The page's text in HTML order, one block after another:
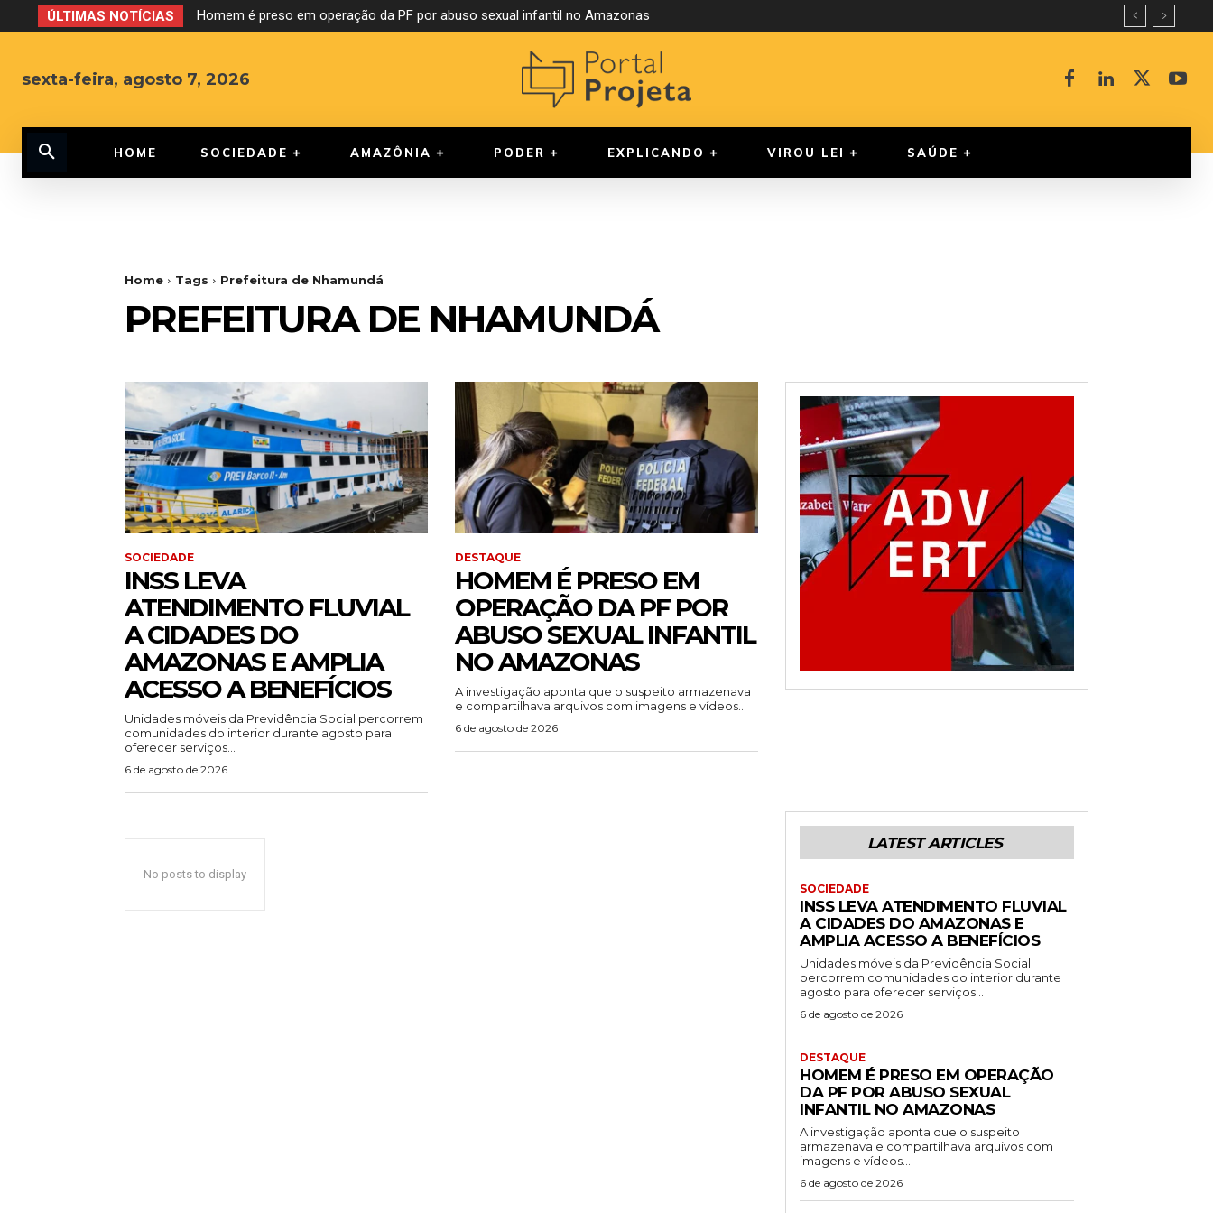
ÚLTIMAS NOTÍCIAS Homem é preso em operação da PF por abuso sexual infantil no Amazonas
sexta-feira, agosto 7, 2026
HOME SOCIEDADE AMAZÔNIA PODER EXPLICANDO VIROU LEI SAÚDE
Home Tags Prefeitura de Nhamundá
PREFEITURA DE NHAMUNDÁ
SOCIEDADE
INSS LEVA
ATENDIMENTO FLUVIAL
A CIDADES DO
AMAZONAS E AMPLIA
ACESSO A BENEFÍCIOS
Unidades móveis da Previdência Social percorrem
comunidades do interior durante agosto para
oferecer serviços...
6 de agosto de 2026
DESTAQUE
HOMEM É PRESO EM
OPERAÇÃO DA PF POR
ABUSO SEXUAL INFANTIL
NO AMAZONAS
A investigação aponta que o suspeito armazenava
e compartilhava arquivos com imagens e vídeos...
6 de agosto de 2026
No posts to display
LATEST ARTICLES
SOCIEDADE
INSS LEVA ATENDIMENTO FLUVIAL
A CIDADES DO AMAZONAS E
AMPLIA ACESSO A BENEFÍCIOS
Unidades móveis da Previdência Social
percorrem comunidades do interior durante
agosto para oferecer serviços...
6 de agosto de 2026
DESTAQUE
HOMEM É PRESO EM OPERAÇÃO
DA PF POR ABUSO SEXUAL
INFANTIL NO AMAZONAS
A investigação aponta que o suspeito
armazenava e compartilhava arquivos com
imagens e vídeos...
6 de agosto de 2026